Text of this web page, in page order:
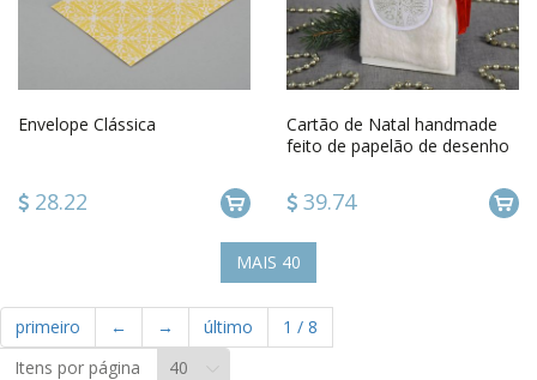
Envelope Clássica
28.22
Cartão de Natal handmade
feito de papelão de desenho
feltragem de lã
39.74
MAIS 40
primeiro ← → último 1 / 8
Itens por página